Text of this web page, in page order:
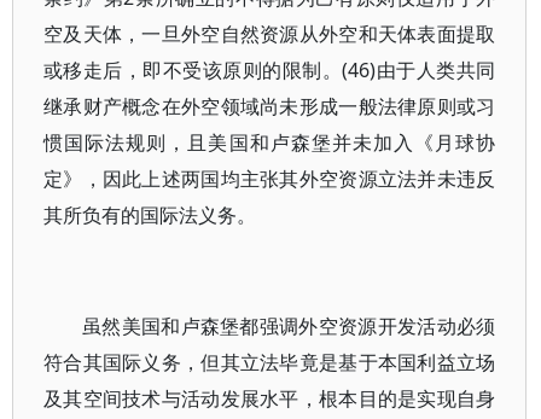
空及天体，一旦外空自然资源从外空和天体表面提取
或移走后，即不受该原则的限制。(46)由于人类共同
继承财产概念在外空领域尚未形成一般法律原则或习
惯国际法规则，且美国和卢森堡并未加入《月球协
定》，因此上述两国均主张其外空资源立法并未违反
其所负有的国际法义务。
虽然美国和卢森堡都强调外空资源开发活动必须
符合其国际义务，但其立法毕竟是基于本国利益立场
及其空间技术与活动发展水平，根本目的是实现自身